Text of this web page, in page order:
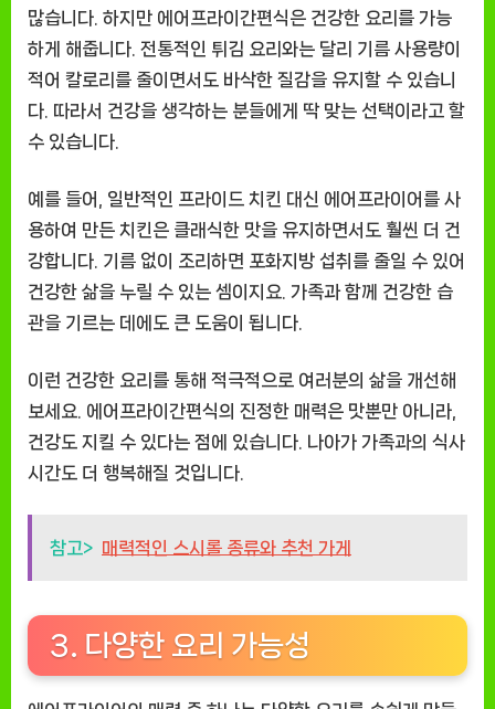
많습니다. 하지만 에어프라이간편식은 건강한 요리를 가능
하게 해줍니다. 전통적인 튀김 요리와는 달리 기름 사용량이
적어 칼로리를 줄이면서도 바삭한 질감을 유지할 수 있습니
다. 따라서 건강을 생각하는 분들에게 딱 맞는 선택이라고 할
수 있습니다.
예를 들어, 일반적인 프라이드 치킨 대신 에어프라이어를 사
용하여 만든 치킨은 클래식한 맛을 유지하면서도 훨씬 더 건
강합니다. 기름 없이 조리하면 포화지방 섭취를 줄일 수 있어
건강한 삶을 누릴 수 있는 셈이지요. 가족과 함께 건강한 습
관을 기르는 데에도 큰 도움이 됩니다.
이런 건강한 요리를 통해 적극적으로 여러분의 삶을 개선해
보세요. 에어프라이간편식의 진정한 매력은 맛뿐만 아니라,
건강도 지킬 수 있다는 점에 있습니다. 나아가 가족과의 식사
시간도 더 행복해질 것입니다.
참고> 매력적인 스시롤 종류와 추천 가게
3. 다양한 요리 가능성